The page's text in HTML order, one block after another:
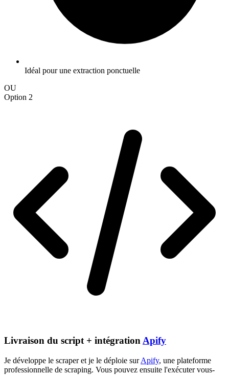
Idéal pour une extraction ponctuelle
OU
Option 2
Livraison du script + intégration Apify
Je développe le scraper et je le déploie surApify, une plateforme
professionnelle de scraping. Vous pouvez ensuite l'exécuter vous-